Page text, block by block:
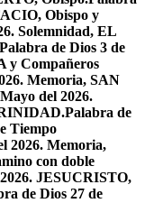
Obispo y
Solemnidad, EL
Palabra de Dios 3 de
y Compañeros
Memoria, SAN
del 2026.
Palabra de
Tiempo
2026. Memoria,
con doble
JESUCRISTO,
de Dios 27 de